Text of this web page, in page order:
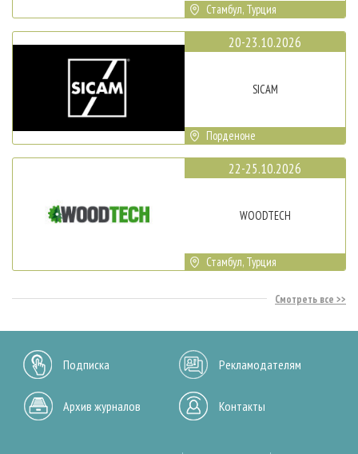
Стамбул, Турция
20-23.10.2026
SICAM
Порденоне
22-25.10.2026
WOODTECH
Стамбул, Турция
Смотреть все
Подписка Рекламодателям
Архив журналов Контакты